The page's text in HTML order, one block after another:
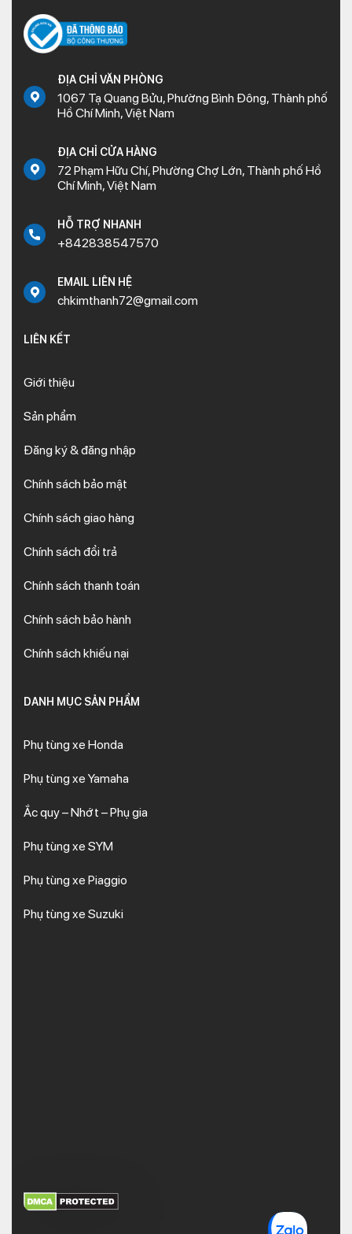
ĐỊA CHỈ VĂN PHÒNG
1067 Tạ Quang Bửu, Phường Bình Đông, Thành phố
Hồ Chí Minh, Việt Nam
ĐỊA CHỈ CỬA HÀNG
72 Phạm Hữu Chí, Phường Chợ Lớn, Thành phố Hồ
Chí Minh, Việt Nam
HỖ TRỢ NHANH
+842838547570
EMAIL LIÊN HỆ
chkimthanh72@gmail.com
LIÊN KẾT
Giới thiệu
Sản phẩm
Đăng ký & đăng nhập
Chính sách bảo mật
Chính sách giao hàng
Chính sách đổi trả
Chính sách thanh toán
Chính sách bảo hành
Chính sách khiếu nại
DANH MỤC SẢN PHẨM
Phụ tùng xe Honda
Phụ tùng xe Yamaha
Ắc quy – Nhớt – Phụ gia
Phụ tùng xe SYM
Phụ tùng xe Piaggio
Phụ tùng xe Suzuki
XEM THÊM